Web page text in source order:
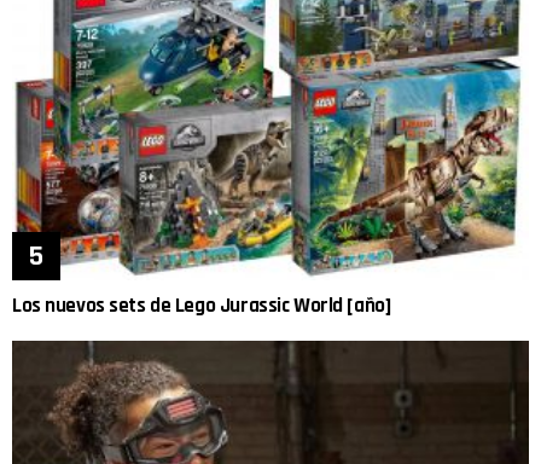
Los nuevos sets de Lego Jurassic World [año]